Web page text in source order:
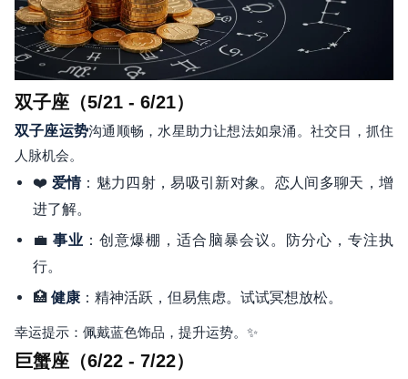
双子座（5/21 - 6/21）
双子座运势沟通顺畅，水星助力让想法如泉涌。社交日，抓住
人脉机会。
❤️ 爱情：魅力四射，易吸引新对象。恋人间多聊天，增
进了解。
💼事业 ：创意爆棚，适合脑暴会议。防分心，专注执
行。
🏥 健康 ：精神活跃，但易焦虑。试试冥想放松。
幸运提示：佩戴蓝色饰品，提升运势。✨
巨蟹座（6/22 - 7/22）